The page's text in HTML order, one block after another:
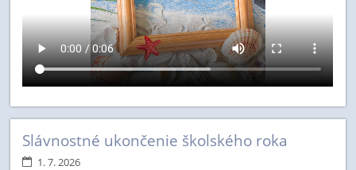
Slávnostné ukončenie školského roka
1. 7. 2026